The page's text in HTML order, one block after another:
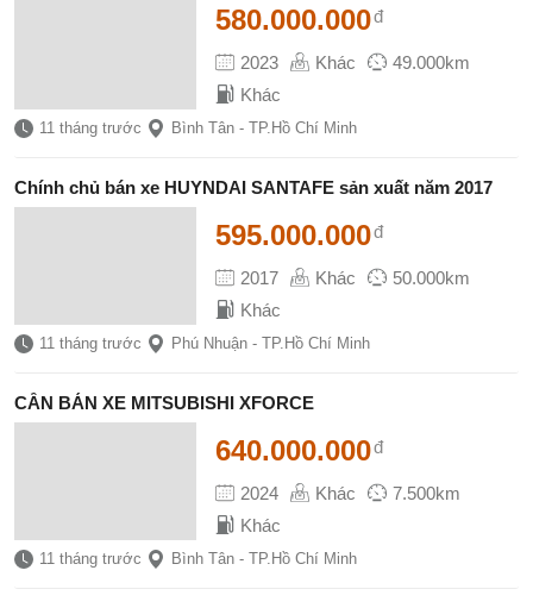
2023 Khác
49.000km
Khác
580.000.000đ
11 tháng trước Bình Tân - TP.Hồ Chí Minh
Chính chủ bán xe HUYNDAI SANTAFE sản xuất năm 2017
2017 Khác
50.000km
Khác
595.000.000đ
11 tháng trước Phú Nhuận - TP.Hồ Chí Minh
CẦN BÁN XE MITSUBISHI XFORCE
2024 Khác
7.500km
Khác
640.000.000đ
11 tháng trước Bình Tân - TP.Hồ Chí Minh